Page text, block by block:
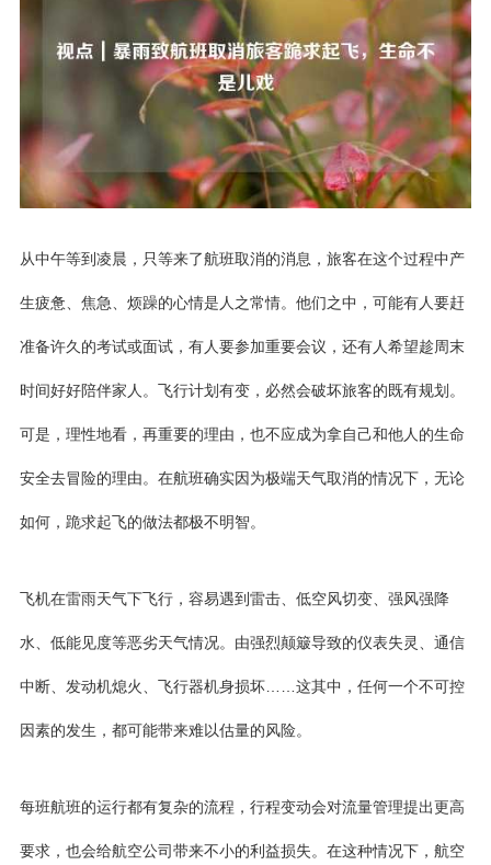
从中午等到凌晨，只等来了航班取消的消息，旅客在这个过程中产
生疲惫、焦急、烦躁的心情是人之常情。他们之中，可能有人要赶
准备许久的考试或面试，有人要参加重要会议，还有人希望趁周末
时间好好陪伴家人。飞行计划有变，必然会破坏旅客的既有规划。
可是，理性地看，再重要的理由，也不应成为拿自己和他人的生命
安全去冒险的理由。在航班确实因为极端天气取消的情况下，无论
如何，跪求起飞的做法都极不明智。
飞机在雷雨天气下飞行，容易遇到雷击、低空风切变、强风强降
水、低能见度等恶劣天气情况。由强烈颠簸导致的仪表失灵、通信
中断、发动机熄火、飞行器机身损坏……这其中，任何一个不可控
因素的发生，都可能带来难以估量的风险。
每班航班的运行都有复杂的流程，行程变动会对流量管理提出更高
要求，也会给航空公司带来不小的利益损失。在这种情况下，航空